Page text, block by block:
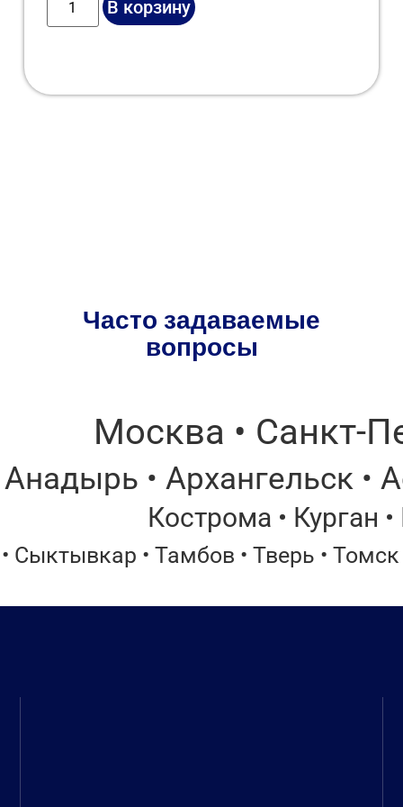
В корзину
Часто задаваемые
вопросы
Москва • Санкт-
• Архангельск •
Кострома • Курган
Сыктывкар • Тамбов • Тверь •